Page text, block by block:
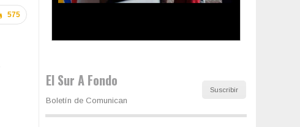
575
Los latinos le van dando la espalda a Trump
El Sur A Fondo